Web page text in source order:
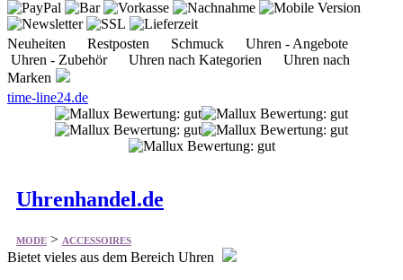
Neuheiten Restposten Schmuck Uhren - Angebote
Uhren - Zubehör Uhren nach Kategorien Uhren nach
Marken
time-line24.de
Uhrenhandel.de
MODE > ACCESSOIRES
Bietet vieles aus dem Bereich Uhren